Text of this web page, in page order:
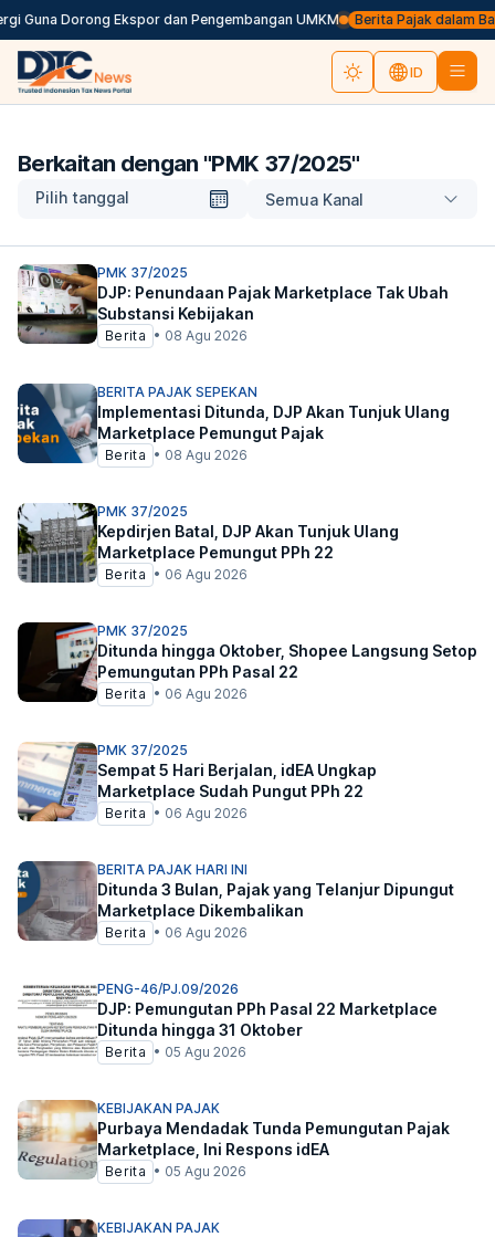
Guna Dorong Ekspor dan Pengembangan UMKM Berita Pajak dalam
ID
Berkaitan dengan "PMK 37/2025"
Pilih tanggal Semua Kanal
PMK 37/2025
DJP: Penundaan Pajak Marketplace Tak Ubah
Substansi Kebijakan
Berita • 08 Agu 2026
BERITA PAJAK SEPEKAN
Implementasi Ditunda, DJP Akan Tunjuk Ulang
Marketplace Pemungut Pajak
Berita • 08 Agu 2026
PMK 37/2025
Kepdirjen Batal, DJP Akan Tunjuk Ulang
Marketplace Pemungut PPh 22
Berita • 06 Agu 2026
PMK 37/2025
Ditunda hingga Oktober, Shopee Langsung Setop
Pemungutan PPh Pasal 22
Berita • 06 Agu 2026
PMK 37/2025
Sempat 5 Hari Berjalan, idEA Ungkap
Marketplace Sudah Pungut PPh 22
Berita • 06 Agu 2026
BERITA PAJAK HARI INI
Ditunda 3 Bulan, Pajak yang Telanjur Dipungut
Marketplace Dikembalikan
Berita • 06 Agu 2026
PENG-46/PJ.09/2026
DJP: Pemungutan PPh Pasal 22 Marketplace
Ditunda hingga 31 Oktober
Berita • 05 Agu 2026
KEBIJAKAN PAJAK
Purbaya Mendadak Tunda Pemungutan Pajak
Marketplace, Ini Respons idEA
Berita • 05 Agu 2026
KEBIJAKAN PAJAK